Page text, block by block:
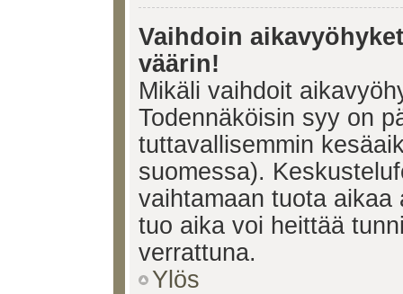
Vaihdoin
väärin!
Mikäli vaihdoit
Todennäköisin syy on
tuttavallisemmin
suomessa).
vaihtamaan tuota
tuo aika voi heittää
verrattuna.
Ylös